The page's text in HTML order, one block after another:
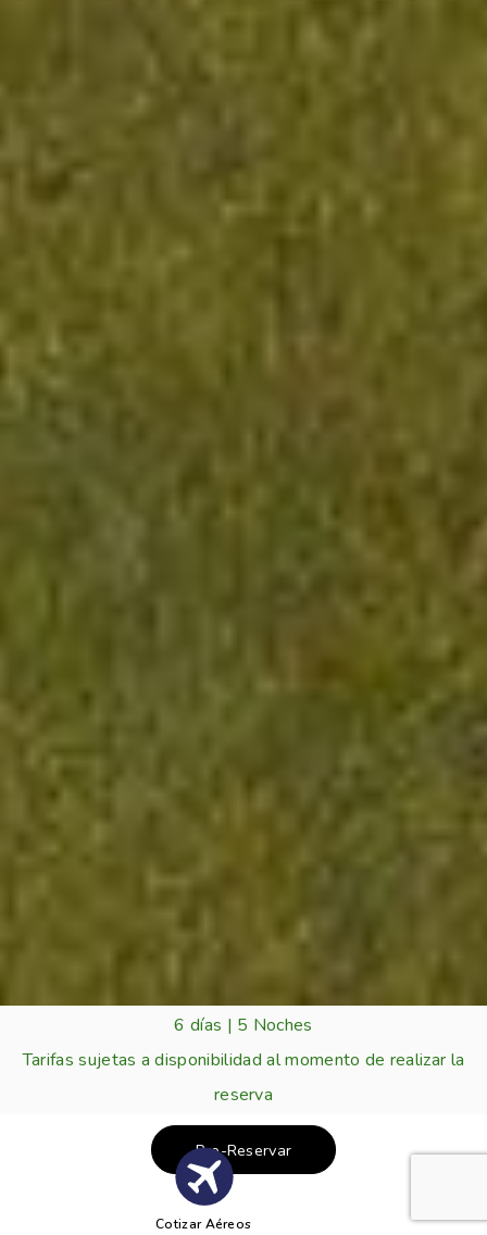
Cotizar Aéreos
6 días | 5 Noches
Tarifas sujetas a disponibilidad al momento de realizar la
reserva
Pre-Reservar